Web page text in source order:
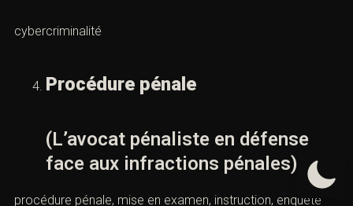
cybercriminalité
Procédure pénale
(L’avocat pénaliste en défense
face aux infractions pénales)
procédure pénale, mise en examen, instruction, enquête